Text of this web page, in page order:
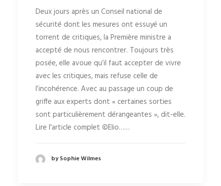
Deux jours après un Conseil national de
sécurité dont les mesures ont essuyé un
torrent de critiques, la Première ministre a
accepté de nous rencontrer. Toujours très
posée, elle avoue qu’il faut accepter de vivre
avec les critiques, mais refuse celle de
l’incohérence. Avec au passage un coup de
griffe aux experts dont « certaines sorties
sont particulièrement dérangeantes », dit-elle.
Lire l'article complet ©Elio……
by Sophie Wilmes